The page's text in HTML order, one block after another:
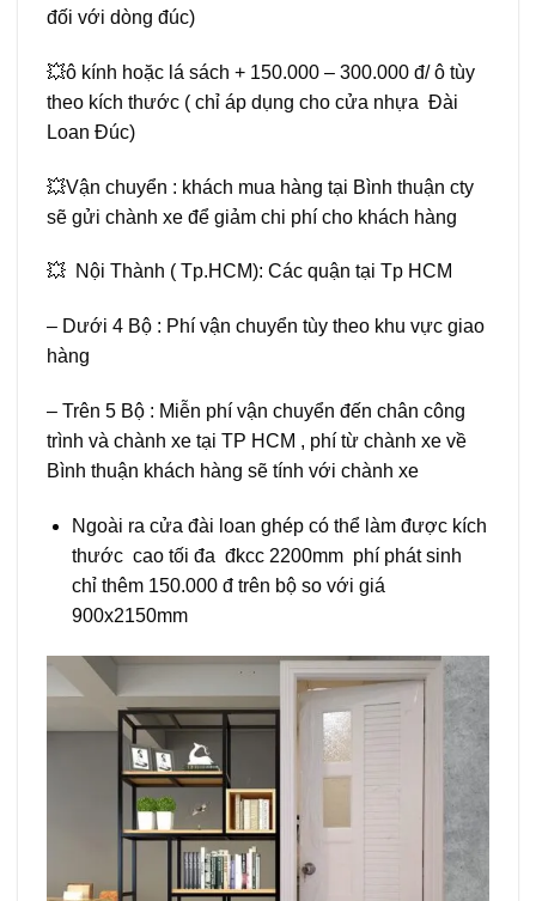
đối với dòng đúc)
💥ô kính hoặc lá sách + 150.000 – 300.000 đ/ ô tùy
theo kích thước ( chỉ áp dụng cho cửa nhựa Đài
Loan Đúc)
💥Vận chuyển : khách mua hàng tại Bình thuận cty
sẽ gửi chành xe để giảm chi phí cho khách hàng
💥 Nội Thành ( Tp.HCM): Các quận tại Tp HCM
– Dưới 4 Bộ : Phí vận chuyển tùy theo khu vực giao
hàng
– Trên 5 Bộ : Miễn phí vận chuyển đến chân công
trình và chành xe tại TP HCM , phí từ chành xe về
Bình thuận khách hàng sẽ tính với chành xe
Ngoài ra cửa đài loan ghép có thể làm được kích
thước cao tối đa đkcc 2200mm phí phát sinh
chỉ thêm 150.000 đ trên bộ so với giá
900x2150mm